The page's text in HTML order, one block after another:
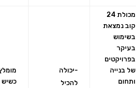
מכולת 24
קוב נמצאת
בשימוש
בעיקר
בפרויקטים
של בנייה
ותחום
-יכולה
להכיל
כשיש